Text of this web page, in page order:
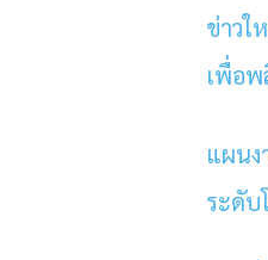
ข่าวใ
เพื่อพ
แผนง
ระดับ